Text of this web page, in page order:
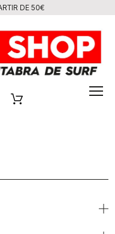
DE 50€